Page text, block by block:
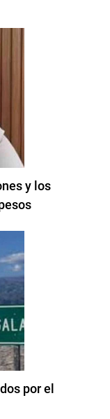
y los
por el